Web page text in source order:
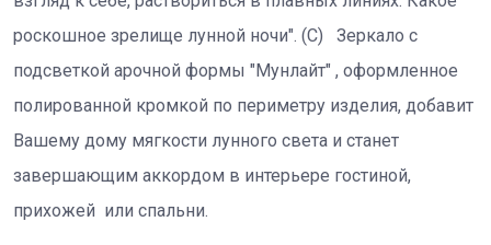
роскошное зрелище лунной ночи". (С) Зеркало с
подсветкой арочной формы "Мунлайт" , оформленное
полированной кромкой по периметру изделия, добавит
Вашему дому мягкости лунного света и станет
завершающим аккордом в интерьере гостиной,
прихожей или спальни.